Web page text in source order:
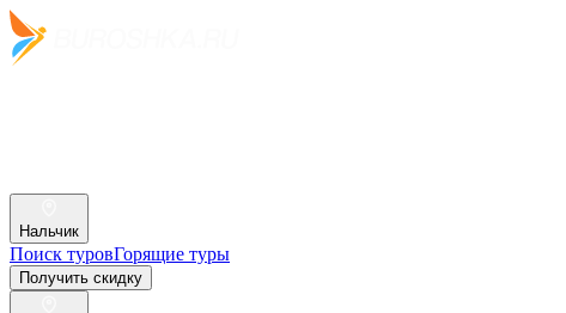
Нальчик
Поиск туровГорящие туры
Получить скидку